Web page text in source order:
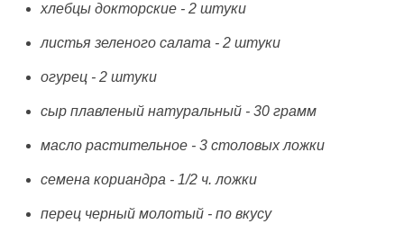
хлебцы докторские - 2 штуки
листья зеленого салата - 2 штуки
огурец - 2 штуки
сыр плавленый натуральный - 30 грамм
масло растительное - 3 столовых ложки
семена кориандра - 1/2 ч. ложки
перец черный молотый - по вкусу